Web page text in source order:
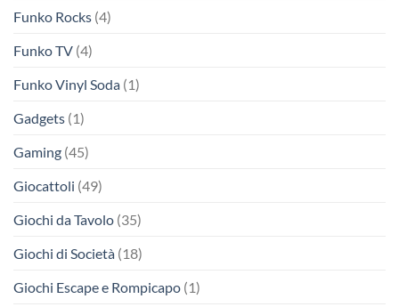
Funko Rocks (4)
Funko TV (4)
Funko Vinyl Soda (1)
Gadgets (1)
Gaming (45)
Giocattoli (49)
Giochi da Tavolo (35)
Giochi di Società (18)
Giochi Escape e Rompicapo (1)